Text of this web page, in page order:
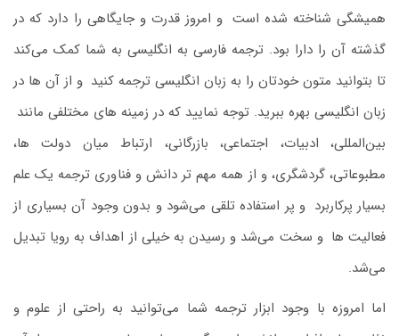
همیشگی شناخته شده‌ است و امروز قدرت و جایگاهی را دارد که در
گذشته آن را دارا بود. ترجمه فارسی به انگلیسی به شما کمک می‌کند
تا بتوانید متون خودتان را به زبان انگلیسی ترجمه کنید و از آن ‌ها در
زبان انگلیسی بهره ببرید. توجه نمایید که در زمینه‌ های مختلفی مانند
بین‌المللی، ادبیات، اجتماعی، بازرگانی، ارتباط میان دولت ‌ها،
مطبوعاتی، گردشگری، و از همه مهم ‌تر دانش و فناوری ترجمه یک علم
بسیار پرکاربرد و پر استفاده تلقی می‌شود و بدون وجود آن بسیاری از
فعالیت‌ ها و سخت می‌شد و رسیدن به خیلی از اهداف به رویا تبدیل
می‌شد.
اما امروزه با وجود ابزار ترجمه شما می‌توانید به ‌راحتی از علوم و